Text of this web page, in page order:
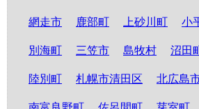
網走市 鹿部町 上砂川町 小
別海町 三笠市 島牧村 沼田
陸別町 札幌市清田区 北広島